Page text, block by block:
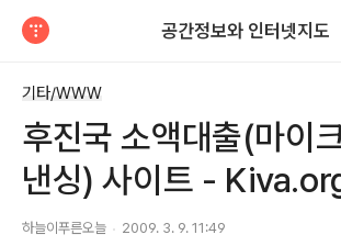
공간정보와 인터넷지도
기타/WWW
후진국 소액대출(마이
낸싱) 사이트 -
하늘이푸른오늘 2009. 3. 9. 11:49